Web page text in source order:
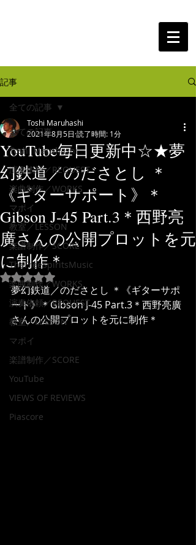
記事
全ての記事
Toshi Maruhashi
演奏依頼／REQUEST
楽曲制作／WORKS
マポイ
教室／LESSON
楽譜制作／SCORE
TheFreeSpiritsMusic
楽曲制作／WORKS
演奏依頼／REQUEST
教室／LESSON
マポイ
楽譜制作／SCORE
YouTube
VIEWS OF REVIEWS
Piascore
全ての記事
YouTube毎日更新中☆★夢
幻鉄道／のださとし ＊
《ギターサポート》＊
Gibson J-45 Part.3＊西野亮
廣さんの公開プロットを元
に制作＊
Toshi Maruhashi
2021年8月5日 読了時間: 1分
5つ星のうちNaNと評価されています。
夢幻鉄道／のださとし ＊《ギターサポ
ート》＊Gibson J-45 Part.3＊西野亮廣
さんの公開プロットを元に制作＊